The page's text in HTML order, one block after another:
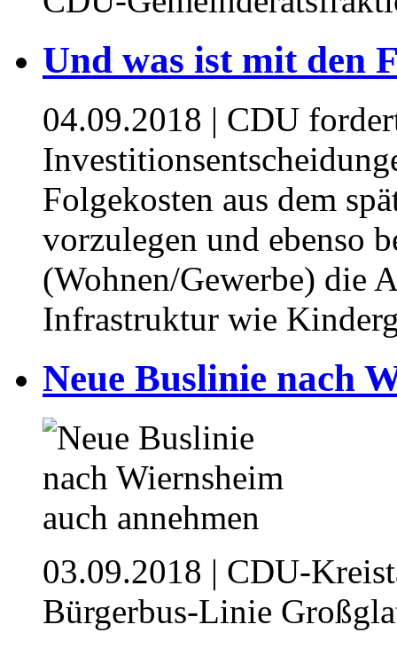
Und was ist mit den
04.09.2018 | CDU
Folgekosten aus dem
vorzulegen und ebenso
(Wohnen/Gewerbe) die
Infrastruktur wie
Neue Buslinie nach
03.09.2018 | CDU-
Bürgerbus-Linie